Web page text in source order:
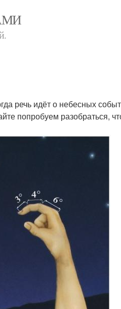
речь идёт о небесных
попробуем разобраться,